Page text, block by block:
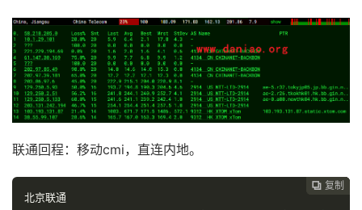
7
223.120.2.125 1.45 ms  AS58453 China, Hong
8
223.120. 3.202 28.07 ms  AS58453 China
9
221.183. 89.178 29.82 ms  AS9808 China
10
221.183. 89.33 28.93 ms  AS9808
11
221.183. 89.14 30.32 ms  AS9808 China, Shanghai
12
*
14
*
16
61.152.1.166 58.86 ms  AS4812 China, Shanghai
17
*
联通回程：移动cmi，直连内地。
 复制
 复制
 复制
 复制
北京联通